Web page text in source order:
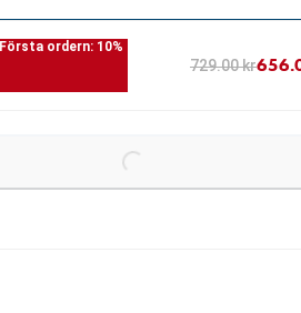
Första ordern: 10%
729.00 kr
Loading...